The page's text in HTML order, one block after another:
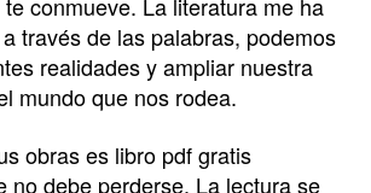
través de las palabras, podemos
realidades y ampliar nuestra
mundo que nos rodea.
obras es libro pdf gratis
no debe perderse. La lectura se